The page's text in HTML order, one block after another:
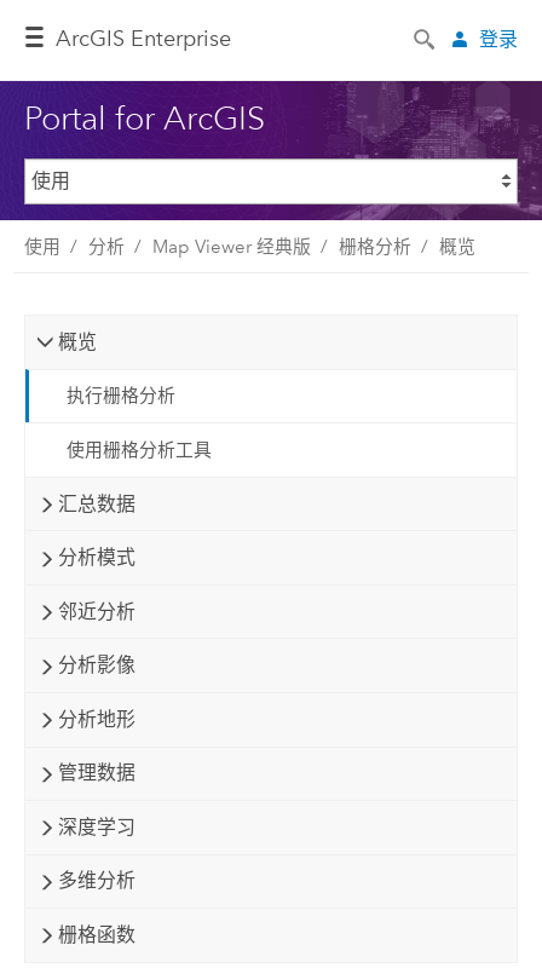
ArcGIS Enterprise 登录
Portal for ArcGIS
使用 分析 Map Viewer 经典版 栅格分析 概览
概览
执行栅格分析
使用栅格分析工具
汇总数据
分析模式
邻近分析
分析影像
分析地形
管理数据
深度学习
多维分析
栅格函数